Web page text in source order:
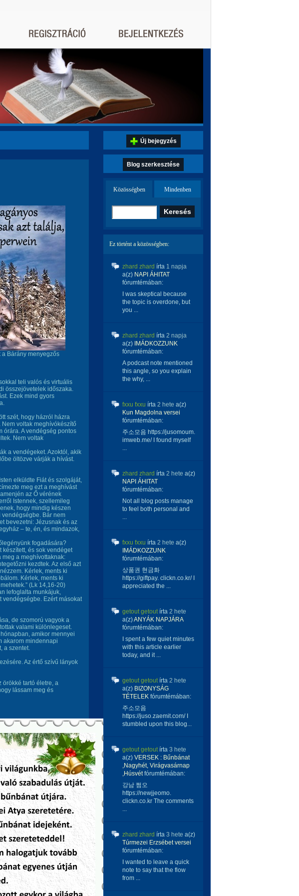
a Bárány menyegzős
teli valós és virtuális
összejövetelek időszaka.
Ezek mind gyors
szét, hogy házról házra
voltak meghívókészítő
órára. A vendégség pontos
Nem voltak
a vendégeket. Azoktól, akik
öltözve várják a hívást.
elküldte Fiát és szolgáját,
meg ezt a meghívást
az Ő vérének
Istennek, szellemileg
hogy mindig készen
Bár nem
bevezetni: Jézusnak és az
– te, én, és mindazok,
fogadására?
készített, és sok vendéget
meg a meghívottaknak:
kezdtek. Az első azt
Kérlek, ments ki
Kérlek, ments ki
(Lk 14,16-20)
lefoglalta munkájuk,
vendégségbe. Ezért másokat
de szomorú vagyok a
valami különlegeset.
amikor mennyei
akarom mindennapi
a szentet.
Az értő szívű lányok
örökké tartó életre, a
lássam meg és
Új bejegyzés
Blog szerkesztése
Közösségben Mindenben
Ez történt a közösségben:
zhard zhard írta 1 napja
a(z) NAPI ÁHITAT
fórumtémában:
I was skeptical because
the topic is overdone, but
you ...
zhard zhard írta 2 napja
a(z) IMÁDKOZZUNK
fórumtémában:
A podcast note mentioned
this angle, so you explain
the why, ...
fxxu fxxu írta 2 hete a(z)
Kun Magdolna versei
fórumtémában:
주소모음 https://jusomoum.
imweb.me/ I found myself
...
zhard zhard írta 2 hete a(z)
NAPI ÁHITAT
fórumtémában:
Not all blog posts manage
to feel both personal and
...
fxxu fxxu írta 2 hete a(z)
IMÁDKOZZUNK
fórumtémában:
상품권 현금화
https://giftpay. clickn.co.kr/ I
appreciated the ...
getout getoutírta 2 hete
a(z)ANYÁK NAPJÁRA
fórumtémában:
I spent a few quiet minutes
with this article earlier
today, and it ...
getout getoutírta 2 hete
a(z) BIZONYSÁG
TÉTELEK fórumtémában:
주소모음
https://juso.zaemit.com/ I
stumbled upon this blog...
getout getoutírta 3 hete
a(z) VERSEK : Bűnbánat
,Nagyhét, Virágvasárnap
,Húsvétfórumtémában:
강남 쩜오
https://newjjeomo.
clickn.co.kr The comments
...
zhard zhard írta 3 hete a(z)
Túrmezei Erzsébet versei
fórumtémában:
I wanted to leave a quick
note to say that the flow
from ...